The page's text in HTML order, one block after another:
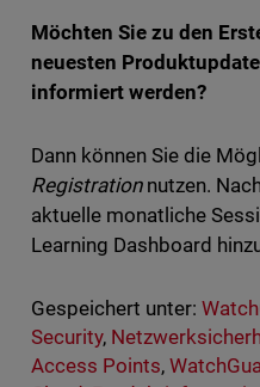
Möchten Sie zu den
neuesten
informiert werden?
Dann können Sie die
Registrationnutzen.
aktuelle monatliche
Learning Dashboard
Gespeichert unter:
Security,
Access Points,